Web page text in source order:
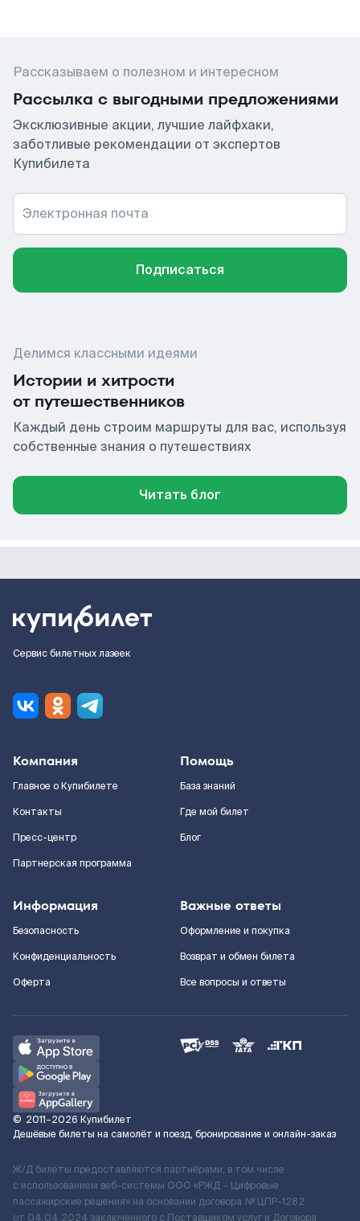
Рассказываем о полезном и интересном
Рассылка с выгодными предложениями
Эксклюзивные акции, лучшие лайфхаки,
заботливые рекомендации от экспертов
Купибилета
Электронная почта
Подписаться
Делимся классными идеями
Истории и хитрости
от путешественников
Каждый день строим маршруты для вас, используя
собственные знания о путешествиях
Читать блог
Сервис билетных лазеек
Компания
Главное о Купибилете
Контакты
Пресс-центр
Партнерская программа
Помощь
База знаний
Где мой билет
Блог
Информация
Безопасность
Конфиденциальность
Оферта
Важные ответы
Оформление и покупка
Возврат и обмен билета
Все вопросы и ответы
© 2011–2026 Купибилет
Дешёвые билеты на самолёт и поезд, бронирование и онлайн-заказ
Ж/Д билеты предоставляются партнёрами, в том числе
с использованием веб-системы ООО «РЖД – Цифровые
пассажирские решения» на основании договора № ЦПР-1282
от 04.04.2024 заключенного с Поставщиком услуг и Договора